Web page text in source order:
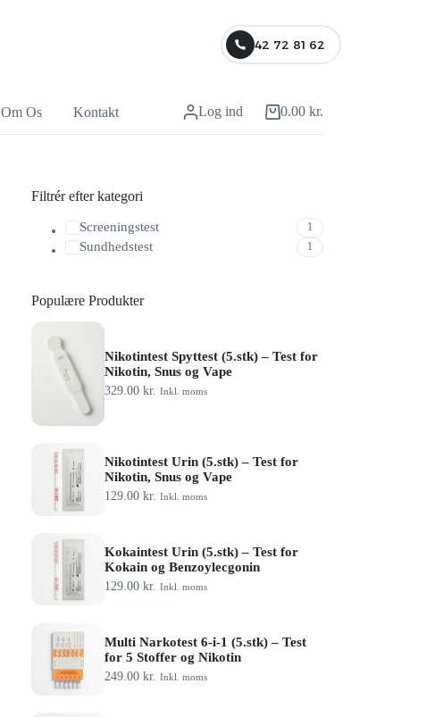
42 72 81 62
Om Os Kontakt Log ind 0.00 kr.
Filtrér efter kategori
Screeningstest 1
Sundhedstest 1
Populære Produkter
Nikotintest Spyttest (5.stk) – Test for
Nikotin, Snus og Vape
329.00 kr. Inkl. moms
Nikotintest Urin (5.stk) – Test for
Nikotin, Snus og Vape
129.00 kr. Inkl. moms
Kokaintest Urin (5.stk) – Test for
Kokain og Benzoylecgonin
129.00 kr. Inkl. moms
Multi Narkotest 6-i-1 (5.stk) – Test
for 5 Stoffer og Nikotin
249.00 kr. Inkl. moms